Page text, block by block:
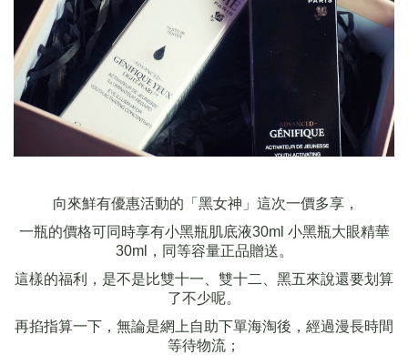
向來鮮有優惠活動的「黑女神」這次一價多享，
一瓶的價格可同時享有小黑瓶肌底液30ml 小黑瓶大眼精華
30ml
，同等容量正品贈送。
這樣的福利，是不是比雙十一、雙十二、黑五來說還要划算
了不少呢。
再掐指算一下，無論是網上自助下單海淘後，經過漫長時間
等待物流；